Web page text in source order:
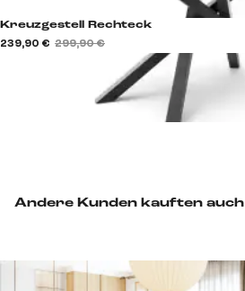
Andere Kunden kauften auch
Kreuzgestell Rechteck
239,90 € 299,90 €